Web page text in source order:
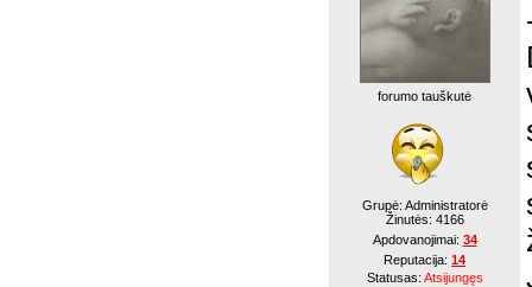
forumo tauškutė
Grupė: Administratorė
Žinutės: 4166
Apdovanojimai: 34
Reputacija: 14
Statusas: Atsijungęs